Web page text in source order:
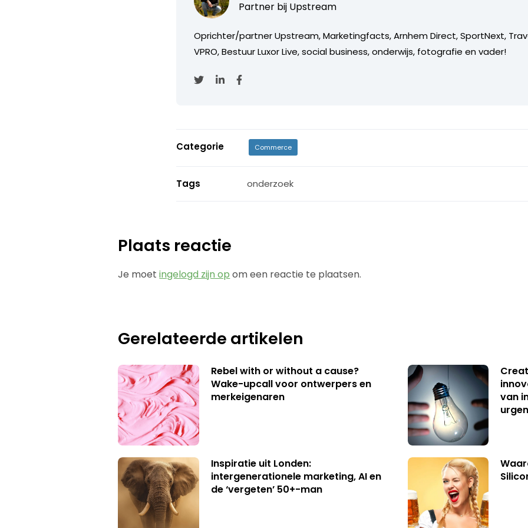
Partner bij Upstream
Oprichter/partner Upstream, Marketingfacts, Arnhem Direct, SportNext,
VPRO, Bestuur Luxor Live, social business, onderwijs, fotografie en vader!
Categorie Commerce
Tags onderzoek
Plaats reactie
Je moetingelogd zijn op om een reactie te plaatsen.
Gerelateerde artikelen
Rebel with or without a cause?
Wake-upcall voor ontwerpers en
merkeigenaren
van
Inspiratie uit Londen:
intergenerationele marketing, AI en
de ‘vergeten’ 50+-man